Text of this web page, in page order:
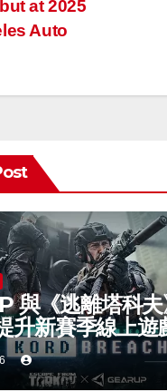
at 2025
Auto
與《逃離塔科
升新賽季線上遊